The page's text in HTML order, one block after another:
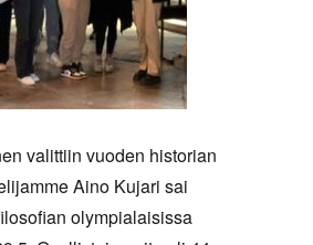
valittiin vuoden historian
Aino Kujari sai
olympialaisissa